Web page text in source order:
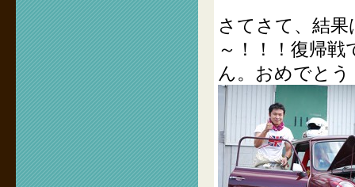
さてさて、結
～！！！復帰
ん。おめでとう